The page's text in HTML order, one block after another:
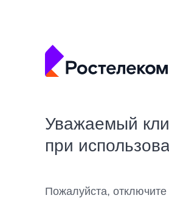
Уважаемый
при
Пожалуйста,